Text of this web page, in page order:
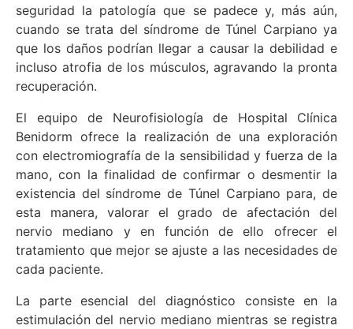
seguridad la patología que se padece y, más aún,
cuando se trata del síndrome de Túnel Carpiano ya
que los daños podrían llegar a causar la debilidad e
incluso atrofia de los músculos, agravando la pronta
recuperación.
El equipo de Neurofisiología de Hospital Clínica
Benidorm ofrece la realización de una exploración
con electromiografía de la sensibilidad y fuerza de la
mano, con la finalidad de confirmar o desmentir la
existencia del síndrome de Túnel Carpiano para, de
esta manera, valorar el grado de afectación del
nervio mediano y en función de ello ofrecer el
tratamiento que mejor se ajuste a las necesidades de
cada paciente.
La parte esencial del diagnóstico consiste en la
estimulación del nervio mediano mientras se registra